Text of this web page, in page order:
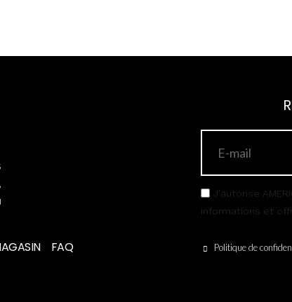
FAQ
J’autorise
informations et
Politique de